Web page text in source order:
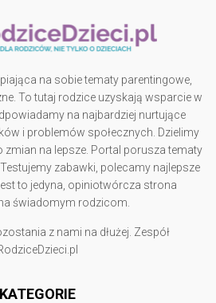
na sobie tematy parentingowe,
To tutaj rodzice uzyskają wsparcie w
na najbardziej nurtujące
i problemów społecznych. Dzielimy
zmian na lepsze. Portal porusza tematy
zabawki, polecamy najlepsze
to jedyna, opiniotwórcza strona
świadomym rodzicom.
z nami na dłużej. Zespół
KATEGORIE